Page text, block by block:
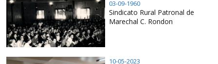
03-09-1960
Sindicato Rural Patronal de
Marechal C. Rondon
10-05-2023